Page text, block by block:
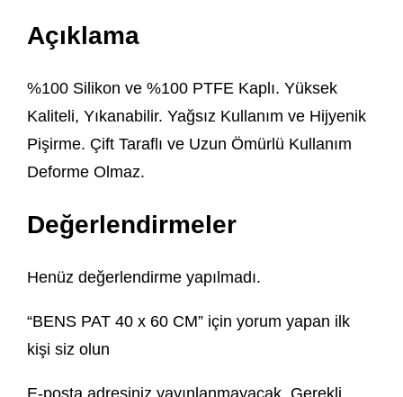
Açıklama
%100 Silikon ve %100 PTFE Kaplı. Yüksek
Kaliteli, Yıkanabilir. Yağsız Kullanım ve Hijyenik
Pişirme. Çift Taraflı ve Uzun Ömürlü Kullanım
Deforme Olmaz.
Değerlendirmeler
Henüz değerlendirme yapılmadı.
“BENS PAT 40 x 60 CM” için yorum yapan ilk
kişi siz olun